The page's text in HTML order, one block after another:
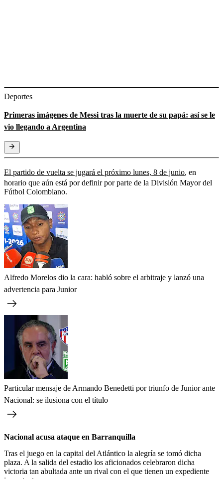
Deportes
Primeras imágenes de Messi tras la muerte de su papá: así se le
vio llegando a Argentina
El partido de vuelta se jugará el próximo lunes, 8 de junio, en
horario que aún está por definir por parte de la División Mayor del
Fútbol Colombiano.
Alfredo Morelos dio la cara: habló sobre el arbitraje y lanzó una
advertencia para Junior
Particular mensaje de Armando Benedetti por triunfo de Junior ante
Nacional: se ilusiona con el título
Nacional acusa ataque en Barranquilla
Tras el juego en la capital del Atlántico la alegría se tomó dicha
plaza. A la salida del estadio los aficionados celebraron dicha
victoria tan abultada ante un rival con el que tienen un expediente